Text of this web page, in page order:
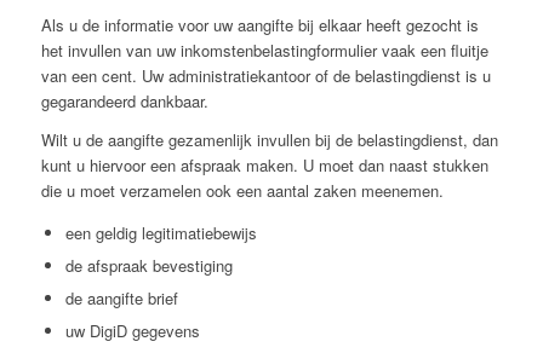
Als u de informatie voor uw aangifte bij elkaar heeft gezocht is
het invullen van uw inkomstenbelastingformulier vaak een fluitje
van een cent. Uw administratiekantoor of de belastingdienst is u
gegarandeerd dankbaar.
Wilt u de aangifte gezamenlijk invullen bij de belastingdienst, dan
kunt u hiervoor een afspraak maken. U moet dan naast stukken
die u moet verzamelen ook een aantal zaken meenemen.
een geldig legitimatiebewijs
de afspraak bevestiging
de aangifte brief
uw DigiD gegevens